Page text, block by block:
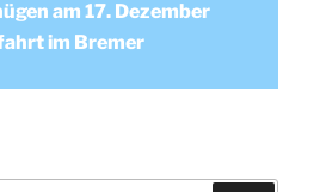
am 17. Dezember
im Bremer